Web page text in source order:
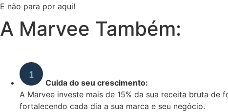
E não para por aqui!
A Marvee Também:
Cuida do seu crescimento:
A Marvee investe mais de 15% da sua receita bruta
fortalecendo cada dia a sua marca e seu negócio.